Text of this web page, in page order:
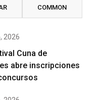
COMMON
2026
Cuna de
abre inscripciones